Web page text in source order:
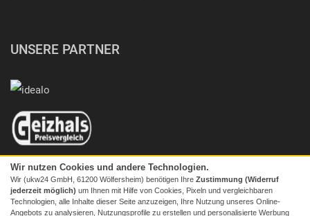
UNSERE PARTNER
Wir nutzen Cookies und andere Technologien.
Wir (ukw24 GmbH, 61200 Wölfersheim) benötigen Ihre Zustimmung (Widerruf
jederzeit möglich) um Ihnen mit Hilfe von Cookies, Pixeln und vergleichbaren
Technologien, alle Inhalte dieser Seite anzuzeigen, Ihre Nutzung unseres Online-
Angebots zu analysieren, Nutzungsprofile zu erstellen und personalisierte Werbung